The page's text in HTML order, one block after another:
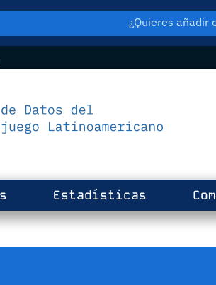
¿Quieres añadir
Estadísticas